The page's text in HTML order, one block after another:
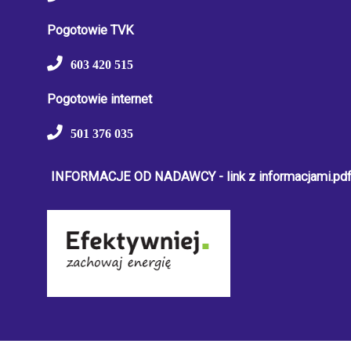
Pogotowie TVK
603 420 515
Pogotowie internet
501 376 035
INFORMACJE OD NADAWCY - link z informacjami.pdf